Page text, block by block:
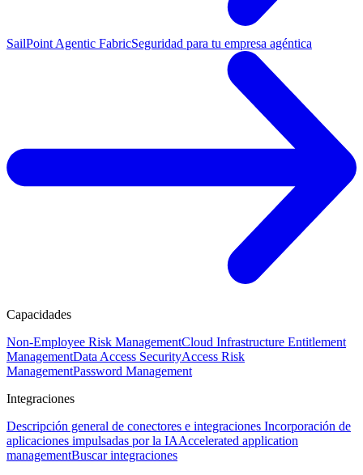
SailPoint Agentic FabricSeguridad para tu empresa agéntica
Capacidades
Non-Employee Risk ManagementCloud Infrastructure Entitlement
ManagementData Access SecurityAccess Risk
ManagementPassword Management
Integraciones
Descripción general de conectores e integraciones Incorporación de
aplicaciones impulsadas por la IAAccelerated application
managementBuscar integraciones